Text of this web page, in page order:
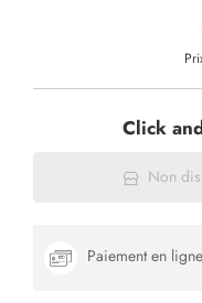
Click
Non
Paiement en